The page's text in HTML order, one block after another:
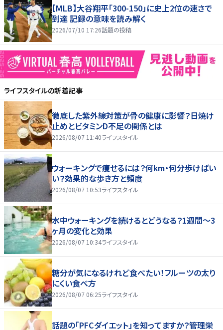
【MLB】大谷翔平「300-150」に史上2位の速さで
到達 記録の意味を読み解く
2026/07/10 17:26話題の投稿
ライフスタイルの新着記事
徹底した紫外線対策が骨の健康に影響？日焼け
止めとビタミンD不足の関係とは
2026/08/07 11:40ライフスタイル
ウォーキングで痩せるには？何km・何分歩けばい
い？効果的な歩き方と頻度
2026/08/07 10:53ライフスタイル
水中ウォーキングを続けるとどうなる？1週間～3
ヶ月の変化と効果
2026/08/07 10:34ライフスタイル
糖分が気になるけれど食べたい！フルーツの太り
にくい食べ方
2026/08/07 06:25ライフスタイル
話題の「PFCダイエット」を知ってますか？管理栄